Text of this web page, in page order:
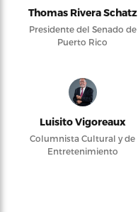
Thomas Rivera Schatz
Presidente del Senado de
Puerto Rico
Luisito Vigoreaux
Columnista Cultural y de
Entretenimiento